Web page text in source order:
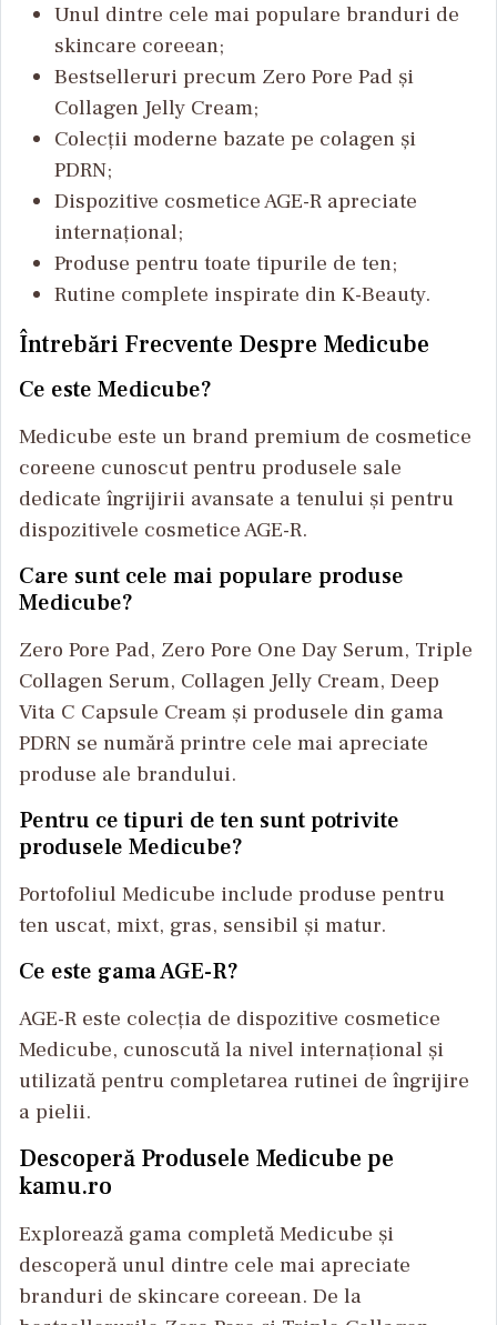
Unul dintre cele mai populare branduri de
skincare coreean;
Bestselleruri precum Zero Pore Pad și
Collagen Jelly Cream;
Colecții moderne bazate pe colagen și
PDRN;
Dispozitive cosmetice AGE-R apreciate
internațional;
Produse pentru toate tipurile de ten;
Rutine complete inspirate din K-Beauty.
Întrebări Frecvente Despre Medicube
Ce este Medicube?
Medicube este un brand premium de cosmetice
coreene cunoscut pentru produsele sale
dedicate îngrijirii avansate a tenului și pentru
dispozitivele cosmetice AGE-R.
Care sunt cele mai populare produse
Medicube?
Zero Pore Pad, Zero Pore One Day Serum, Triple
Collagen Serum, Collagen Jelly Cream, Deep
Vita C Capsule Cream și produsele din gama
PDRN se numără printre cele mai apreciate
produse ale brandului.
Pentru ce tipuri de ten sunt potrivite
produsele Medicube?
Portofoliul Medicube include produse pentru
ten uscat, mixt, gras, sensibil și matur.
Ce este gama AGE-R?
AGE-R este colecția de dispozitive cosmetice
Medicube, cunoscută la nivel internațional și
utilizată pentru completarea rutinei de îngrijire
a pielii.
Descoperă Produsele Medicube pe
kamu.ro
Explorează gama completă Medicube și
descoperă unul dintre cele mai apreciate
branduri de skincare coreean. De la